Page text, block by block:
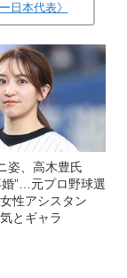
日本代表》
姿、高木豊氏
婚”…元プロ野球選
性アシスタン
とギャラ